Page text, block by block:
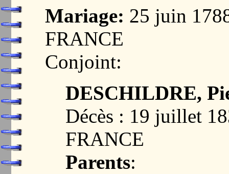
Mariage: 25 juin
FRANCE
Conjoint:
DESCHILDRE,
Décès : 19 juillet
FRANCE
Parents: